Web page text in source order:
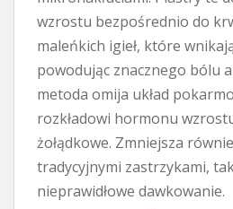
wzrostu bezpośrednio do
maleńkich igieł, które
powodując znacznego bólu
metoda omija układ
rozkładowi hormonu
żołądkowe. Zmniejsza
tradycyjnymi zastrzykami,
nieprawidłowe dawkowanie.